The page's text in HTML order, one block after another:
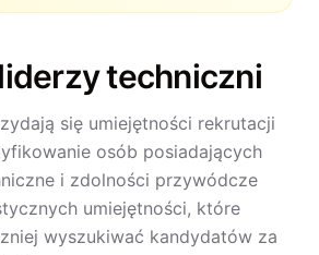
techniczni
się umiejętności rekrutacji
osób posiadających
i zdolności przywódcze
umiejętności, które
wyszukiwać kandydatów za